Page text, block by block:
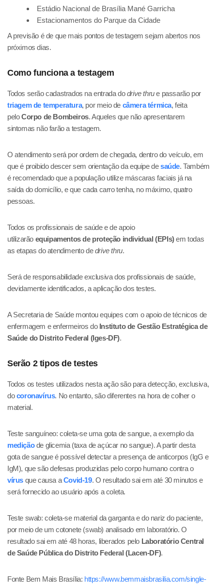
Estádio Nacional de Brasília Mané Garricha
Estacionamentos do Parque da Cidade
A previsão é de que mais pontos de testagem sejam abertos nos
próximos dias.
Como funciona a testagem
Todos serão cadastrados na entrada dodrive thrue passarão por
triagem de temperatura, por meio de câmera térmica, feita
peloCorpo de Bombeiros. Aqueles que não apresentarem
sintomas não farão a testagem.
O atendimento será por ordem de chegada, dentro do veículo, em
que é proibido descer sem orientação da equipe desaúde. Também
é recomendado que a população utilize máscaras faciais já na
saída do domicílio, e que cada carro tenha, no máximo, quatro
pessoas.
Todos os profissionais de saúde e de apoio
utilizarão equipamentos de proteção individual (EPIs)em todas
as etapas do atendimento dedrive thru.
Será de responsabilidade exclusiva dos profissionais de saúde,
devidamente identificados, a aplicação dos testes.
A Secretaria de Saúde montou equipes com o apoio de técnicos de
enfermagem e enfermeiros doInstituto de Gestão Estratégica de
Saúde do Distrito Federal (Iges-DF).
Serão 2 tipos de testes
Todos os testes utilizados nesta ação são para detecção, exclusiva,
docoronavírus. No entanto, são diferentes na hora de colher o
material.
Teste sanguíneo: coleta-se uma gota de sangue, a exemplo da
mediçãode glicemia (taxa de açúcar no sangue). A partir desta
gota de sangue é possível detectar a presença de anticorpos (IgG e
IgM), que são defesas produzidas pelo corpo humano contra o
vírus que causa aCovid-19. O resultado sai em até 30 minutos e
será fornecido ao usuário após a coleta.
Teste swab: coleta-se material da garganta e do nariz do paciente,
por meio de um cotonete (swab) analisado em laboratório. O
resultado sai em até 48 horas, liberados pelo Laboratório Central
de Saúde Pública do Distrito Federal (Lacen-DF).
Fonte Bem Mais Brasília: https://www.bemmaisbrasilia.com/single-